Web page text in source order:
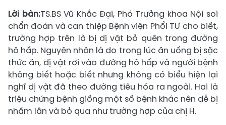
Lời bàn:TS.BS Vũ Khắc Đại, Phó Trưởng khoa Nội soi
chẩn đoán và can thiệp Bệnh viện Phổi TƯ cho biết,
trường hợp trên là bị dị vật bỏ quên trong đường
hô hấp. Nguyên nhân là do trong lúc ăn uống bị sặc
thức ăn, dị vật rơi vào đường hô hấp và người bệnh
không biết hoặc biết nhưng không có biểu hiện lại
nghĩ dị vật đã theo đường tiêu hóa ra ngoài. Hai là
triệu chứng bệnh giống một số bệnh khác nên dễ bị
nhầm lẫn và bỏ qua như trường hợp của chị H.